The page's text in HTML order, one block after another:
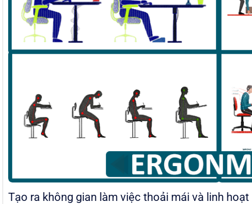
Tạo ra không gian làm việc thoải mái và linh hoạt